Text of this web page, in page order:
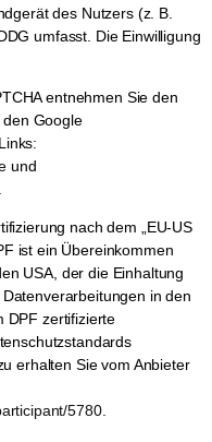
des Nutzers (z. B.
umfasst. Die Einwilligung
entnehmen Sie den
Google
und
nach dem „EU-US
ist ein Übereinkommen
USA, der die Einhaltung
in den
DPF zertifizierte
erhalten Sie vom Anbieter
5780.